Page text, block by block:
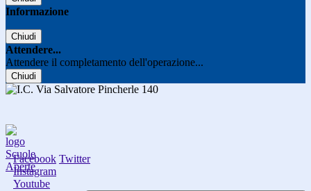
Informazione
Chiudi
Attendere...
Attendere il completamento dell'operazione...
Chiudi
Facebook Twitter
Instagram
Youtube